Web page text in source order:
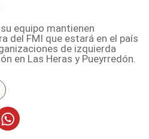
equipo mantienen
del FMI que estará en el país
de izquierda
en Las Heras y Pueyrredón.